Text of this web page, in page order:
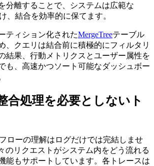
分離することで、システムは広範な
、結合を効率的に保てます。
ティション化されたMergeTreeテーブル
、クエリは結合前に積極的にフィルタリ
結果、行動メトリクスとユーザー属性を
も、高速かつソート可能なダッシュボー
合処理を必要としないト
ローの理解はログだけでは完結しませ
のリクエストがシステム内をどう流れる
能もサポートしています。各トレースは